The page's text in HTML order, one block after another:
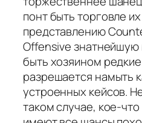
понт быть торговле
представлению
Offensive
быть хозяином
разрешается намыть
устроенных кейсов.
таком случае, кое-